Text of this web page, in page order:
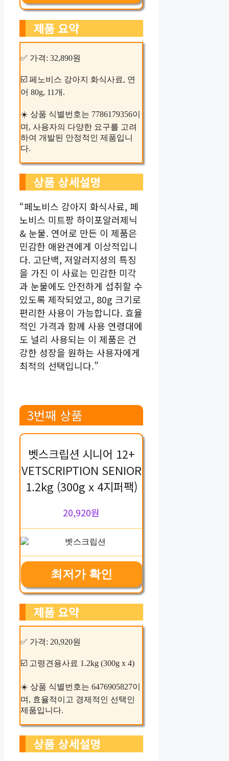
제품 요약
✅ 가격: 32,890원
☑️ 페노비스 강아지 화식사료, 연
어 80g, 11개.
☀️ 상품 식별번호는 7786179356이
며, 사용자의 다양한 요구를 고려
하여 개발된 안정적인 제품입니
다.
상품 상세설명
“페노비스 강아지 화식사료, 페
노비스 미트팡 하이포알러제닉
& 눈물. 연어로 만든 이 제품은
민감한 애완견에게 이상적입니
다. 고단백, 저알러지성의 특징
을 가진 이 사료는 민감한 미각
과 눈물에도 안전하게 섭취할 수
있도록 제작되었고, 80g 크기로
편리한 사용이 가능합니다. 효율
적인 가격과 함께 사용 연령대에
도 널리 사용되는 이 제품은 건
강한 성장을 원하는 사용자에게
최적의 선택입니다.”
3번째 상품
벳스크립션 시니어 12+
VETSCRIPTION SENIOR
1.2kg (300g x 4지퍼팩)
20,920원
최저가 확인
제품 요약
✅ 가격: 20,920원
☑️ 고령견용사료 1.2kg (300g x 4)
☀️ 상품 식별번호는 6476905827이
며, 효율적이고 경제적인 선택인
제품입니다.
상품 상세설명